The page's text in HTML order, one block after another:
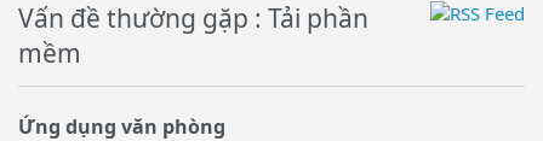
Vấn đề thường gặp : Tải phần
mềm
Ứng dụng văn phòng